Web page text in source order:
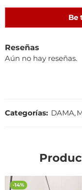
Be
Reseñas
Aún no hay reseñas.
Categorías: DAMA,
-14%